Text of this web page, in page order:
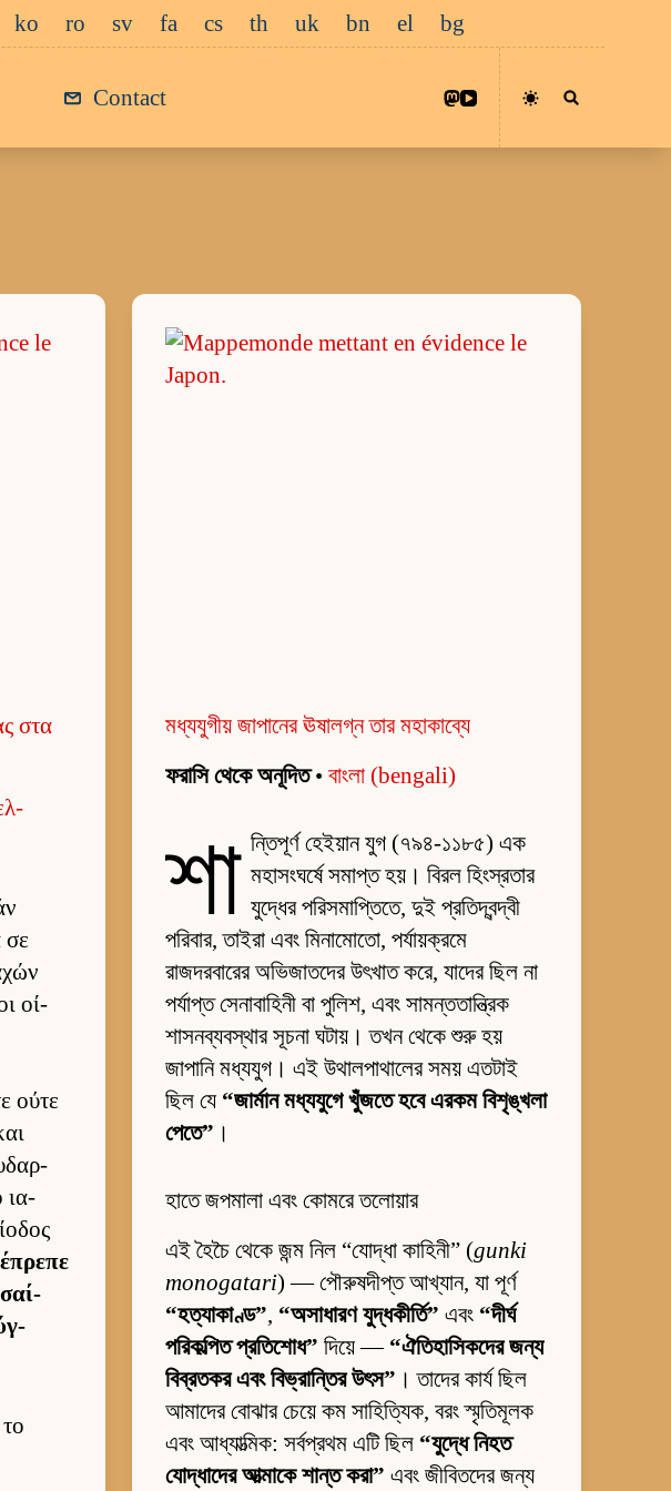
ko ro sv fa cs th uk bn el bg
Contact
στα
σε
οί­
ούτε
ια­
মধ্যযুগীয় জাপানের ঊষালগ্ন তার মহাকাব্যে
ফরাসি থেকে অনূদিত•বাংলা (bengali)
শা ন্তিপূর্ণ হেইয়ান যুগ (৭৯৪-১১৮৫) এক
মহাসংঘর্ষে সমাপ্ত হয়। বিরল হিংস্রতার
যুদ্ধের পরিসমাপ্তিতে, দুই প্রতিদ্বন্দ্বী
পরিবার, তাইরা এবং মিনামোতো, পর্যায়ক্রমে
রাজদরবারের অভিজাতদের উৎখাত করে, যাদের ছিল না
পর্যাপ্ত সেনাবাহিনী বা পুলিশ, এবং সামন্ততান্ত্রিক
শাসনব্যবস্থার সূচনা ঘটায়। তখন থেকে শুরু হয়
জাপানি মধ্যযুগ। এই উথালপাথালের সময় এতটাই
ছিল যে “জার্মান মধ্যযুগে খুঁজতে হবে এরকম বিশৃঙ্খলা
পেতে” ।
হাতে জপমালা এবং কোমরে তলোয়ার
এই হৈচৈ থেকে জন্ম নিল “যোদ্ধা কাহিনী” (gunki
monogatari) — পৌরুষদীপ্ত আখ্যান, যা পূর্ণ
“হত্যাকাণ্ড”, “অসাধারণ যুদ্ধকীর্তি” এবং “দীর্ঘ
পরিকল্পিত প্রতিশোধ” দিয়ে — “ঐতিহাসিকদের জন্য
বিব্রতকর এবং বিভ্রান্তির উৎস” । তাদের কার্য ছিল
আমাদের বোঝার চেয়ে কম সাহিত্যিক, বরং স্মৃতিমূলক
এবং আধ্যাত্মিক: সর্বপ্রথম এটি ছিল “যুদ্ধে নিহত
যোদ্ধাদের আত্মাকে শান্ত করা” এবং জীবিতদের জন্য